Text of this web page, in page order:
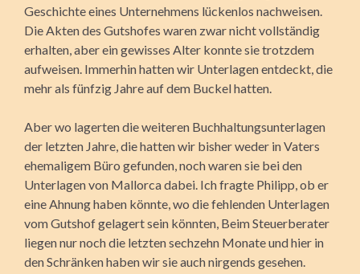
Geschichte eines Unternehmens lückenlos nachweisen.
Die Akten des Gutshofes waren zwar nicht vollständig
erhalten, aber ein gewisses Alter konnte sie trotzdem
aufweisen. Immerhin hatten wir Unterlagen entdeckt, die
mehr als fünfzig Jahre auf dem Buckel hatten.
Aber wo lagerten die weiteren Buchhaltungsunterlagen
der letzten Jahre, die hatten wir bisher weder in Vaters
ehe­maligem Büro gefunden, noch waren sie bei den
Unterlagen von Mallorca dabei. Ich fragte Philipp, ob er
eine Ahnung haben könnte, wo die fehlenden Unterlagen
vom Gutshof gelagert sein könnten, Beim Steuerberater
liegen nur noch die letzten sechzehn Monate und hier in
den Schränken haben wir sie auch nirgends gesehen.